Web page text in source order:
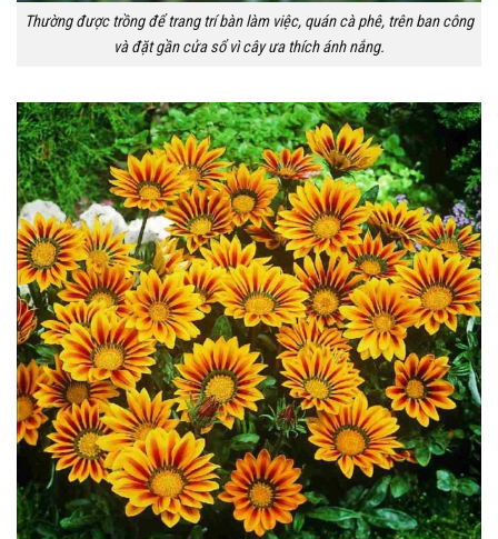
Thường được trồng để trang trí bàn làm việc, quán cà phê, trên ban công
và đặt gần cửa sổ vì cây ưa thích ánh nắng.